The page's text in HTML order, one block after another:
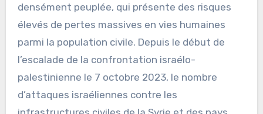
densément peuplée, qui présente des risques
élevés de pertes massives en vies humaines
parmi la population civile. Depuis le début de
l’escalade de la confrontation israélo-
palestinienne le 7 octobre 2023, le nombre
d’attaques israéliennes contre les